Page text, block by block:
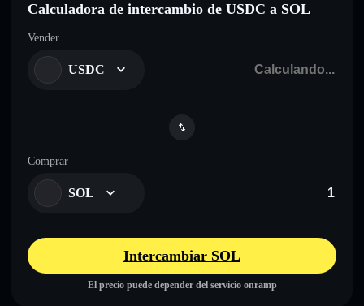
Calculadora de intercambio de USDC a SOL
Vender
USDC
Comprar
SOL
Intercambiar SOL
El precio puede depender del servicio onramp